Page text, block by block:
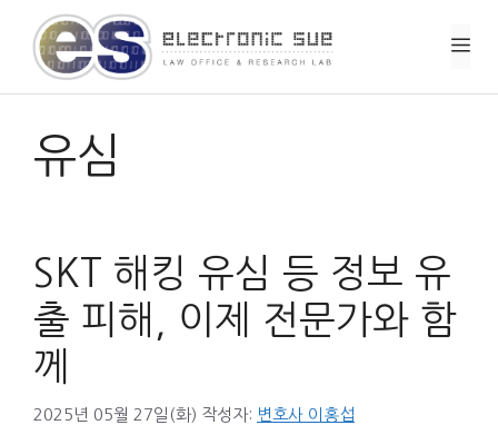
메
뉴
유심
SKT 해킹 유심 등 정보 유
출 피해, 이제 전문가와 함
께
2025년 05월 27일(화) 작성자: 변호사 이홍섭